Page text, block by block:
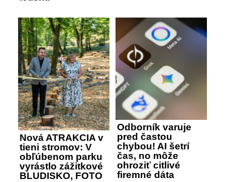
Nová ATRAKCIA v
tieni stromov: V
obľúbenom parku
vyrástlo zážitkové
BLUDISKO, FOTO
Odborník varuje
pred častou
chybou! AI šetrí
čas, no môže
ohroziť citlivé
firemné dáta